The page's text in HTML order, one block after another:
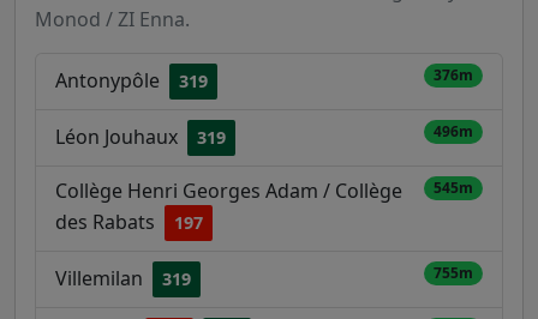
Monod / ZI Enna.
Antonypôle 319 376m
Léon Jouhaux 319 496m
Collège Henri Georges Adam / Collège
des Rabats
197
545m
Villemilan 319 755m